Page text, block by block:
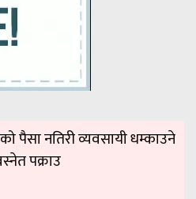
पैसा नतिरी व्यवसायी धम्काउने
पक्राउ